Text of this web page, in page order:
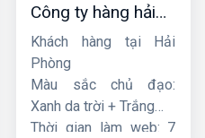
Công ty hàng hải
liên minh
Khách hàng tại Hải
Phòng
Màu sắc chủ đạo:
Xanh da trời + Trắng
Thời gian làm web: 7